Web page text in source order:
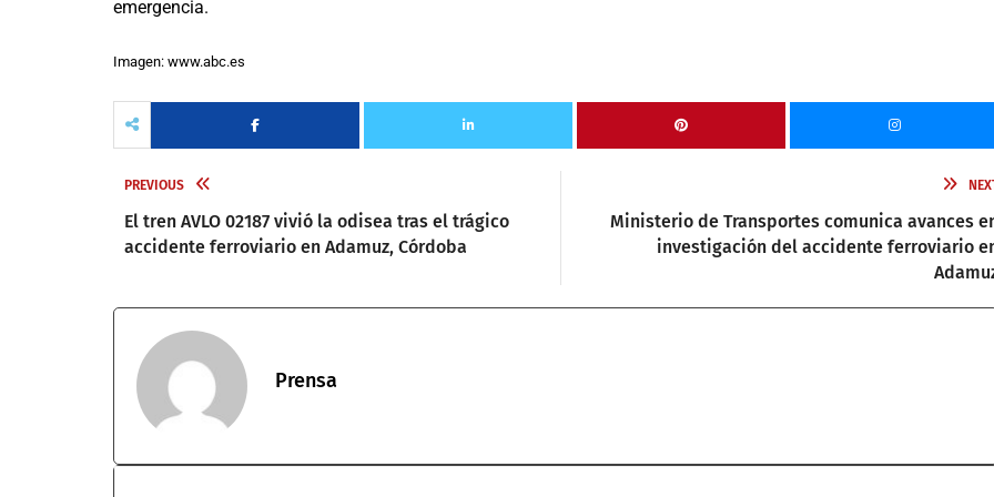
emergencia.
Imagen: www.abc.es
PREVIOUS
El tren AVLO 02187 vivió la odisea tras el trágico
accidente ferroviario en Adamuz, Córdoba
Ministerio de Transportes comunica avances
investigación del accidente ferroviario
Prensa